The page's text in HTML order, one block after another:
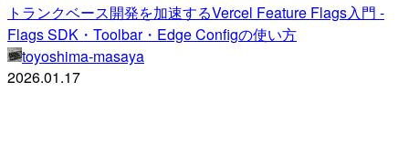
トランクベース開発を加速するVercel Feature Flags入門 -
Flags SDK・Toolbar・Edge Configの使い方
toyoshima-masaya
2026.01.17